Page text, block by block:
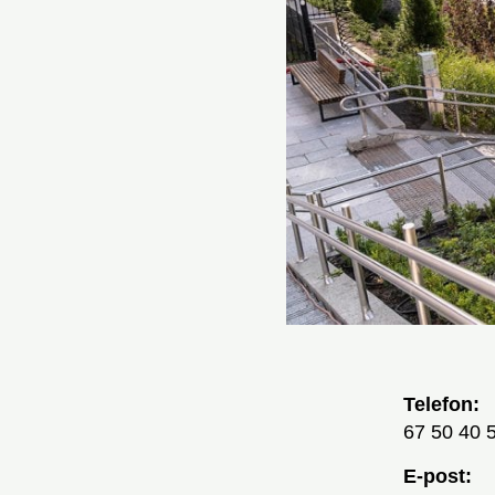
Telefon:
67 50 40
E-post: